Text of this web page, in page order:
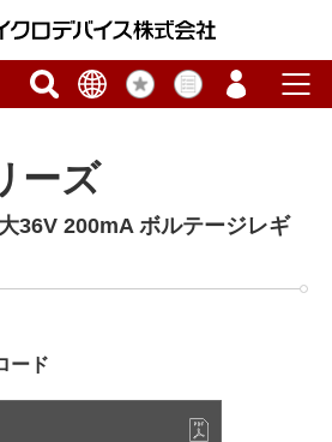
ーズ
36V 200mA ボルテージレギ
ード